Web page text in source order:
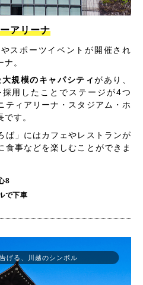
アリーナ
スポーツイベントが開催され
。
規模のキャパシティがあり、
用したことでステージが4つ
ティアリーナ・スタジアム・ホ
す。
ば」にはカフェやレストランが
食事などを楽しむことができま
8
で下車
げる、川越のシンボル